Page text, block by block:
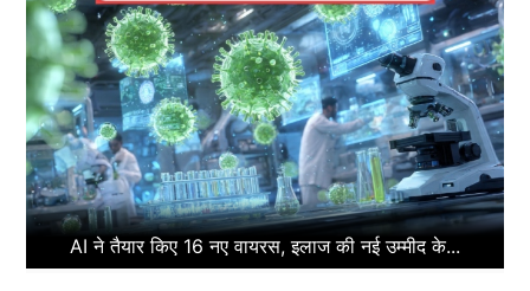
AI ने तैयार किए 16 नए वायरस, इलाज की नई उम्मीद के...